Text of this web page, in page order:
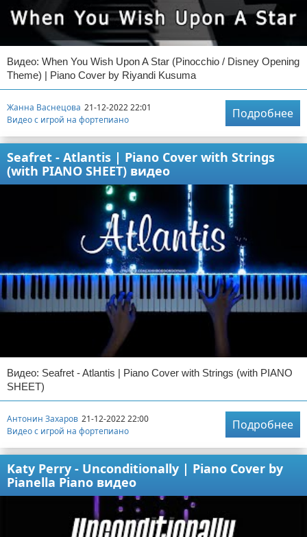
Видео: When You Wish Upon A Star (Pinocchio / Disney Opening
Theme) | Piano Cover by Riyandi Kusuma
Жанна Васнецова 21-12-2022 22:01
Видео с игрой на фортепиано
Подробнее
Seafret - Atlantis | Piano Cover with Strings
(with PIANO SHEET) видео
Видео: Seafret - Atlantis | Piano Cover with Strings (with PIANO
SHEET)
Антонин Захаров 21-12-2022 22:00
Видео с игрой на фортепиано
Подробнее
Katy Perry - Unconditionally | Piano Cover by
Pianella Piano видео